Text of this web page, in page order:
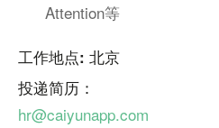
Attention等
工作地点: 北京
投递简历：
hr@caiyunapp.com